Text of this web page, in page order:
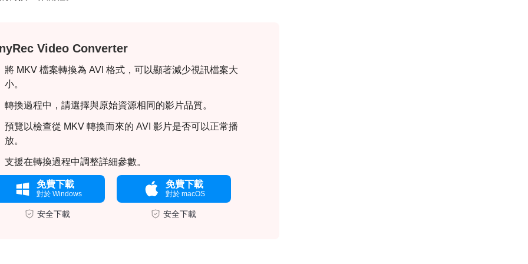
Video Converter
將 MKV 檔案轉換為 AVI 格式，可以顯著減少視訊檔案大
小。
轉換過程中，請選擇與原始資源相同的影片品質。
預覽以檢查從 MKV 轉換而來的 AVI 影片是否可以正常播
放。
支援在轉換過程中調整詳細參數。
免費下載
對於 Windows
安全下載
免費下載
對於 macOS
安全下載